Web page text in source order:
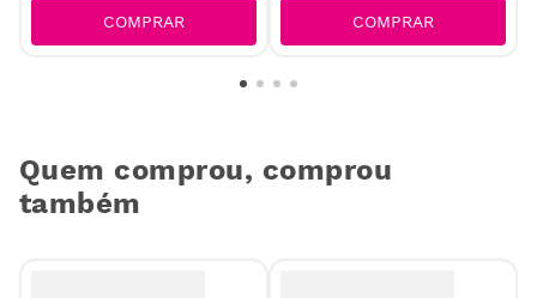
COMPRAR COMPRAR
Quem comprou, comprou
também